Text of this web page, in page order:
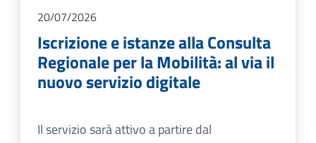
20/07/2026
Iscrizione e istanze alla Consulta
Regionale per la Mobilità: al via il
nuovo servizio digitale
Il servizio sarà attivo a partire dal